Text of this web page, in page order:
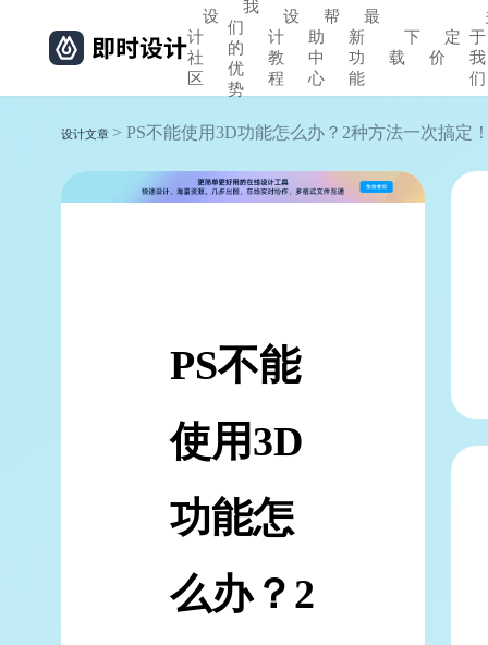
设
计
社
区
我
们
的
优
势
设
计
教
程
帮
助
中
心
最
新
功
能
下
载
定
价
于
我
们
设计文章 > PS不能使用3D功能怎么办？2种方法一次搞定
PS不能
使用3D
功能怎
么办？2